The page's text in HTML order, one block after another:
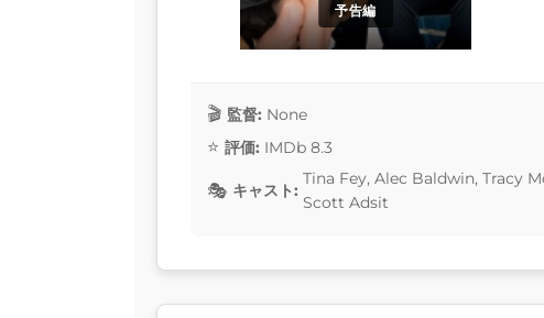
予告編
監督: None
評価: IMDb 8.3
キャスト:
Tina Fey, Alec Baldwin, Tracy
Scott Adsit